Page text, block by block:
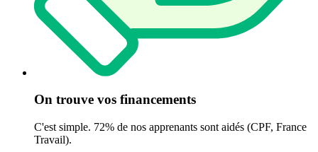
On trouve vos financements
C'est simple. 72% de nos apprenants sont aidés (CPF, France
Travail).